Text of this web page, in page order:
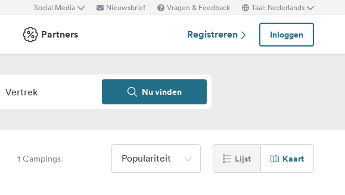
Social Media Nieuwsbrief Vragen & Feedback Taal: Nederlands
Partners Registreren Inloggen
Vertrek Nu vinden
1 Campings Populariteit Lijst Kaart